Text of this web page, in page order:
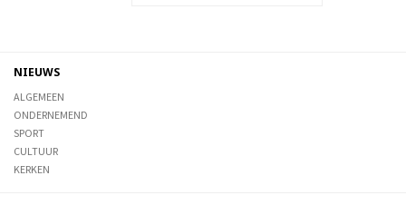
NIEUWS
ALGEMEEN
ONDERNEMEND
SPORT
CULTUUR
KERKEN